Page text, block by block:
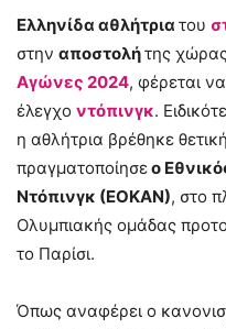
Ελληνίδα αθλήτρια του
στην αποστολήτης
Αγώνες 2024, φέρεται
έλεγχο ντόπινγκ.
η αθλήτρια βρέθηκε
πραγματοποίησεο
Ντόπινγκ (ΕΟΚΑΝ), στο
Ολυμπιακής ομάδας
το Παρίσι.
Όπως αναφέρει ο